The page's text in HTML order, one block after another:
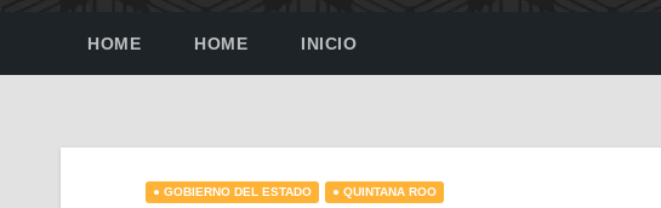
HOME HOME INICIO
● GOBIERNO DEL ESTADO ● QUINTANA ROO